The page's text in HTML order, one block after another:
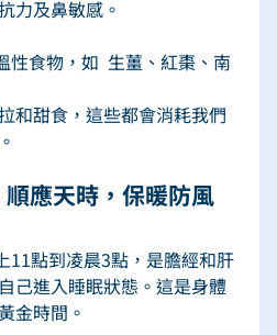
力及鼻敏感。
性食物，如  生薑、紅棗、南
和甜食，這些都會消耗我們
應天時，保暖防風
11點到凌晨3點，是膽經和肝
己進入睡眠狀態。這是身體
金時間。